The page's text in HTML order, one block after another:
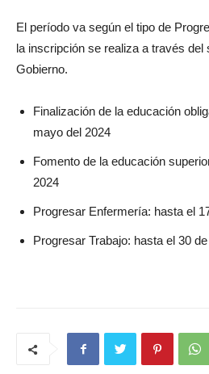
El período va según el tipo de
la inscripción se realiza a través del
Gobierno.
Finalización de la educación
mayo del 2024
Fomento de la educación
2024
Progresar Enfermería: hasta el
Progresar Trabajo: hasta el 30